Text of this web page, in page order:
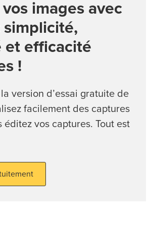
vos images avec
simplicité,
et efficacité
!
version d’essai gratuite de
facilement des captures
éditez vos captures. Tout est